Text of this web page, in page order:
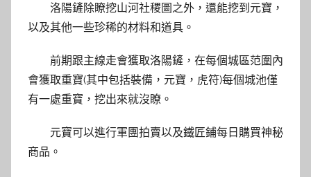
洛陽鏟除瞭挖山河社稷圖之外，還能挖到元寶，
以及其他一些珍稀的材料和道具。
前期跟主線走會獲取洛陽鏟，在每個城區范圍內
會獲取重寶(其中包括裝備，元寶，虎符)每個城池僅
有一處重寶，挖出來就沒瞭。
元寶可以進行軍團拍賣以及鐵匠鋪每日購買神秘
商品。